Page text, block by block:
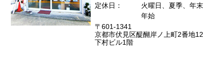
定休日：
火曜日、夏季、年末
年始
〒601-1341
京都市伏見区醍醐岸ノ上町2番地12
下村ビル1階